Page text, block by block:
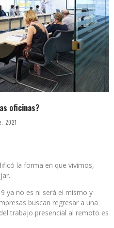
oficinas?
2021
la forma en que vivimos,
ya no es ni será el mismo y
buscan regresar a una
trabajo presencial al remoto es